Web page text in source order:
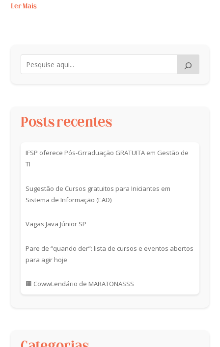
Ler Mais
Posts recentes
IFSP oferece Pós-Grraduação GRATUITA em Gestão de
TI
Sugestão de Cursos gratuitos para Iniciantes em
Sistema de Informação (EAD)
Vagas Java Júnior SP
Pare de “quando der”: lista de cursos e eventos abertos
para agir hoje
🟧 CowwLendário de MARATONASSS